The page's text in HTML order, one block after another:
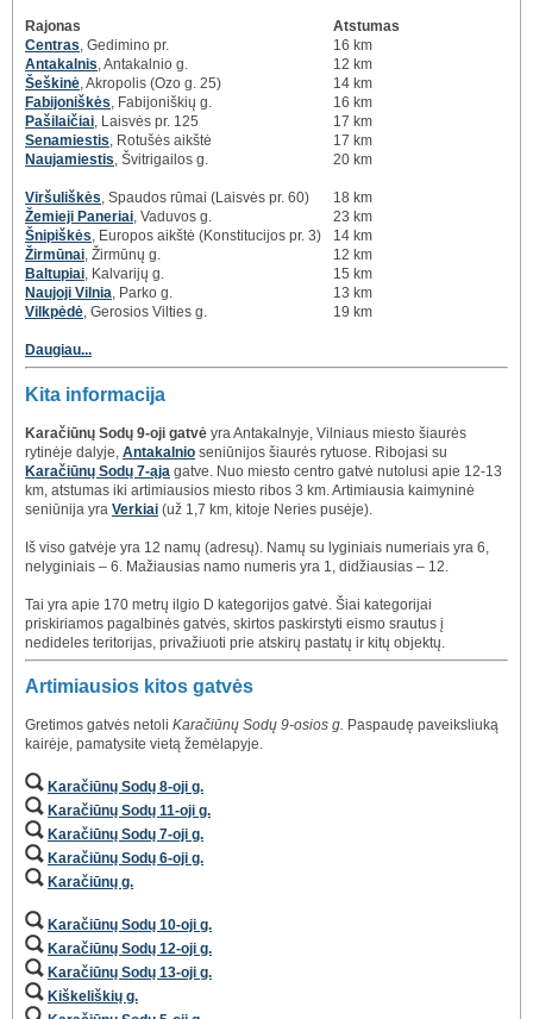
Rajonas
Atstumas
Centras, Gedimino pr.
16 km
Antakalnis, Antakalnio g.
12 km
Šeškinė, Akropolis (Ozo g. 25)
14 km
Fabijoniškės, Fabijoniškių g.
16 km
Pašilaičiai, Laisvės pr. 125
17 km
Senamiestis, Rotušės aikštė
17 km
Naujamiestis, Švitrigailos g. 20 km
Viršuliškės, Spaudos rūmai (Laisvės pr. 60)
18 km
Žemieji Paneriai, Vaduvos g.
23 km
Šnipiškės, Europos aikštė (Konstitucijos pr. 3)
14 km
Žirmūnai, Žirmūnų g.
12 km
Baltupiai, Kalvarijų g.
15 km
Naujoji Vilnia, Parko g.
13 km
Vilkpėdė, Gerosios Vilties g. 19 km
Daugiau...
Kita informacija
Karačiūnų Sodų 9-oji gatvė yra Antakalnyje, Vilniaus miesto šiaurės
rytinėje dalyje, Antakalnio seniūnijos šiaurės rytuose. Ribojasi su
Karačiūnų Sodų 7-ąja gatve. Nuo miesto centro gatvė nutolusi apie 12-13
km, atstumas iki artimiausios miesto ribos 3 km. Artimiausia kaimyninė
seniūnija yra Verkiai (už 1,7 km, kitoje Neries pusėje).
Iš viso gatvėje yra 12 namų (adresų). Namų su lyginiais numeriais yra 6,
nelyginiais – 6. Mažiausias namo numeris yra 1, didžiausias – 12.
Tai yra apie 170 metrų ilgio D kategorijos gatvė. Šiai kategorijai
priskiriamos pagalbinės gatvės, skirtos paskirstyti eismo srautus į
nedideles teritorijas, privažiuoti prie atskirų pastatų ir kitų objektų.
Artimiausios kitos gatvės
Gretimos gatvės netoli Karačiūnų Sodų 9-osios g. Paspaudę paveiksliuką
kairėje, pamatysite vietą žemėlapyje.
Karačiūnų Sodų 8-oji g.
Karačiūnų Sodų 11-oji g.
Karačiūnų Sodų 7-oji g.
Karačiūnų Sodų 6-oji g.
Karačiūnų g.
Karačiūnų Sodų 10-oji g.
Karačiūnų Sodų 12-oji g.
Karačiūnų Sodų 13-oji g.
Kiškeliškių g.